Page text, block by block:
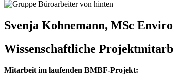
Svenja Kohnemann, MSc
Wissenschaftliche
Mitarbeit im laufenden BMBF-Projekt: